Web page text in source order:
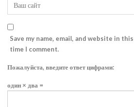
Save my name, email, and website in
time I comment.
Пожалуйста, введите ответ цифрами:
один × два =